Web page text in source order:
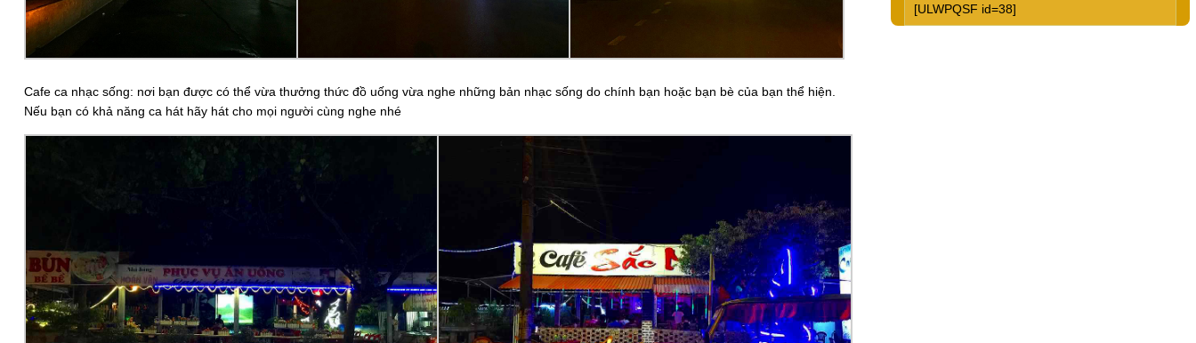
Cafe ca nhạc sống: nơi bạn được có thể vừa thưởng thức đồ uống vừa nghe những bản nhạc sống do chính bạn hoặc bạn bè của bạn thể hiện.
Nếu bạn có khả năng ca hát hãy hát cho mọi người cùng nghe nhé
[ULWPQSF id=38]